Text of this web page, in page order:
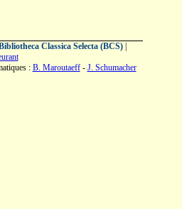
Classica Selecta (BCS)|
: B. Maroutaeff- J. Schumacher